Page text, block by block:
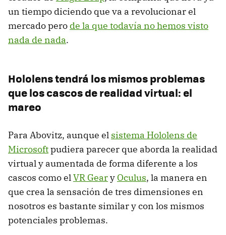
un tiempo diciendo que va a revolucionar el
mercado pero de la que todavía no hemos visto
nada de nada.
Hololens tendrá los mismos problemas
que los cascos de realidad virtual: el
mareo
Para Abovitz, aunque el sistema Hololens de
Microsoftpudiera parecer que aborda la realidad
virtual y aumentada de forma diferente a los
cascos como el VR Geary Oculus, la manera en
que crea la sensación de tres dimensiones en
nosotros es bastante similar y con los mismos
potenciales problemas.